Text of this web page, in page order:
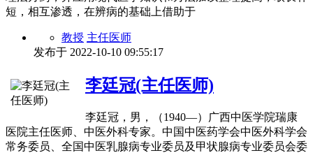
短，相互渗透，在辨病的基础上借助于
教授 主任医师
发布于 2022-10-10 09:55:17
李廷冠(主任医师)
李廷冠，男，（1940―）广西中医学院瑞康
医院主任医师、中医外科专家。中国中医药学会中医外科学会
常务委员、全国中医乳腺病专业委员及甲状腺病专业委员会委